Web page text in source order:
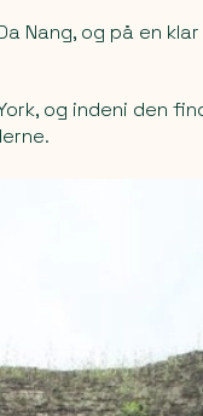
Nang, og på en
og indeni den